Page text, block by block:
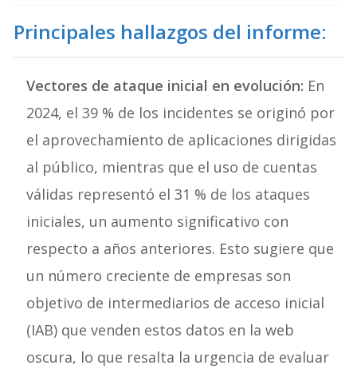
Principales hallazgos del informe:
Vectores de ataque inicial en evolución: En
2024, el 39 % de los incidentes se originó por
el aprovechamiento de aplicaciones dirigidas
al público, mientras que el uso de cuentas
válidas representó el 31 % de los ataques
iniciales, un aumento significativo con
respecto a años anteriores. Esto sugiere que
un número creciente de empresas son
objetivo de intermediarios de acceso inicial
(IAB) que venden estos datos en la web
oscura, lo que resalta la urgencia de evaluar